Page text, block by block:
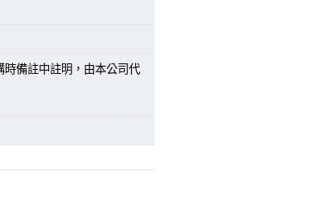
時備註中註明，由本公司代